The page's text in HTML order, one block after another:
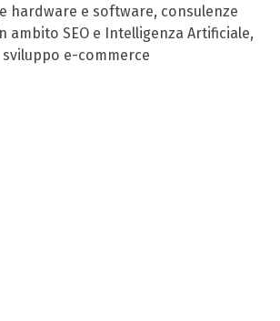
hardware e software, consulenze
ambito SEO e Intelligenza Artificiale,
sviluppo e-commerce